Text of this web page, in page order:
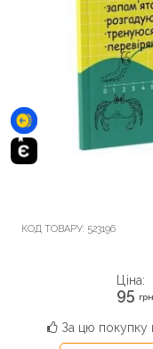
КОД ТОВАРУ: 523196
Ціна:
95 грн.
За цю покупку